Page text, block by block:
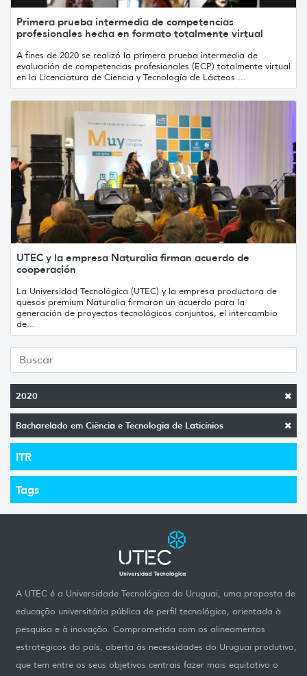
2020
Bacharelado em Ciência e Tecnologia de Laticínios
ITR
Tags
Primera prueba intermedia de competencias
profesionales hecha en formato totalmente virtual
A fines de 2020 se realizó la primera prueba intermedia de
evaluación de competencias profesionales (ECP) totalmente virtual
en la Licenciatura de Ciencia y Tecnología de Lácteos ...
UTEC y la empresa Naturalia firman acuerdo de
cooperación
La Universidad Tecnológica (UTEC) y la empresa productora de
quesos premium Naturalia firmaron un acuerdo para la
generación de proyectos tecnológicos conjuntos, el intercambio
de...
A UTEC é a Universidade Tecnológica do Uruguai, uma proposta de
educação universitária pública de perfil tecnológico, orientada à
pesquisa e à inovação. Comprometida com os alineamentos
estratégicos do país, aberta às necessidades do Uruguai produtivo,
que tem entre os seus objetivos centrais fazer mais equitativo o